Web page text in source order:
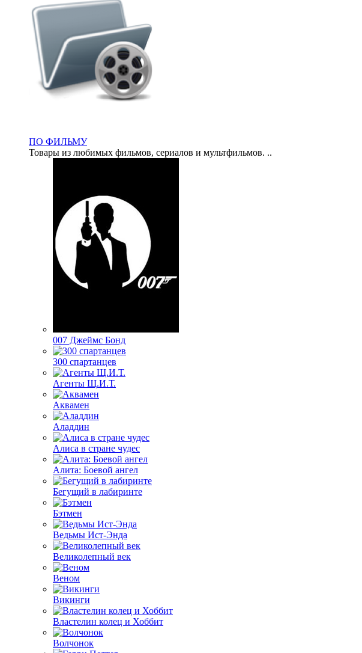
ПО ФИЛЬМУ
Товары из любимых фильмов, сериалов и мультфильмов. ..
007 Джеймс Бонд
300 спартанцев
Агенты Щ.И.Т.
Аквамен
Аладдин
Алиса в стране чудес
Алита: Боевой ангел
Бегущий в лабиринте
Бэтмен
Ведьмы Ист-Энда
Великолепный век
Веном
Викинги
Властелин колец и Хоббит
Волчонок